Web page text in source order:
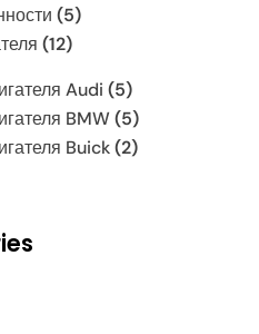
(5)
(12)
Audi (5)
BMW(5)
Buick(2)